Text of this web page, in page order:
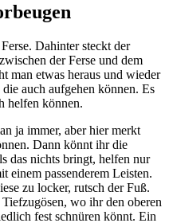
Dahinter steckt der
der Ferse und dem
man etwas heraus und wieder
auch aufgehen können. Es
helfen können.
ja immer, aber hier merkt
Dann könnt ihr die
das nichts bringt, helfen nur
einem passenderem Leisten.
zu locker, rutsch der Fuß.
wo ihr den oberen
fest schnüren könnt. Ein